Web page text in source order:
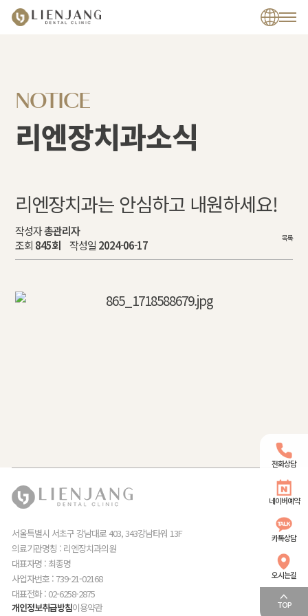
전화상담
네이버예약
카톡상담
오시는길
TOP
NOTICE
리엔장치과소식
리엔장치과는 안심하고 내원하세요!
작성자총관리자
조회 845회 작성일 2024-06-17
목록
서울특별시 서초구 강남대로 403, 343강남타워 13F
의료기관명칭 : 리엔장치과의원
대표자명 : 최종명
사업자번호 : 739-21-02168
대표전화 : 02-6258-2875
개인정보취급방침이용약관